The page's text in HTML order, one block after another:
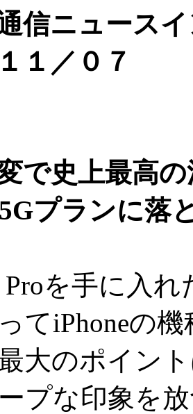
信ニュース
１／０７
で史上最高
5Gプランに
Proを手に入
てiPhoneの
大のポイン
プな印象を